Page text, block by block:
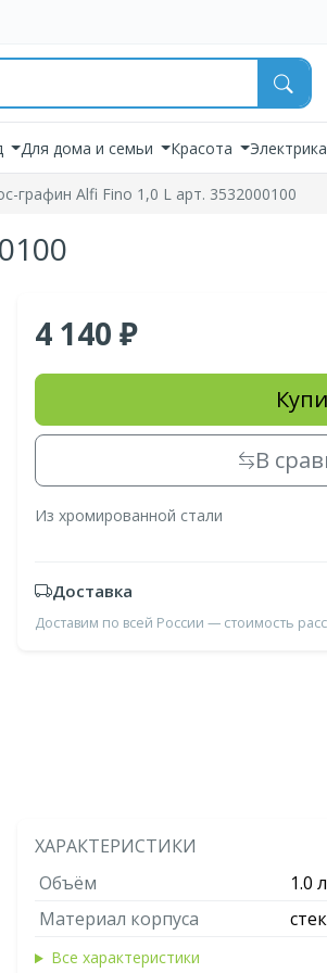
Для дома и семьи Красота Электрика
графин Alfi Fino 1,0 L арт. 3532000100
4 140
В
Из хромированной стали
Доставка
Доставим по всей России — стоимость
ХАРАКТЕРИСТИКИ
Объём
1.0 л
Материал корпуса
Все характеристики